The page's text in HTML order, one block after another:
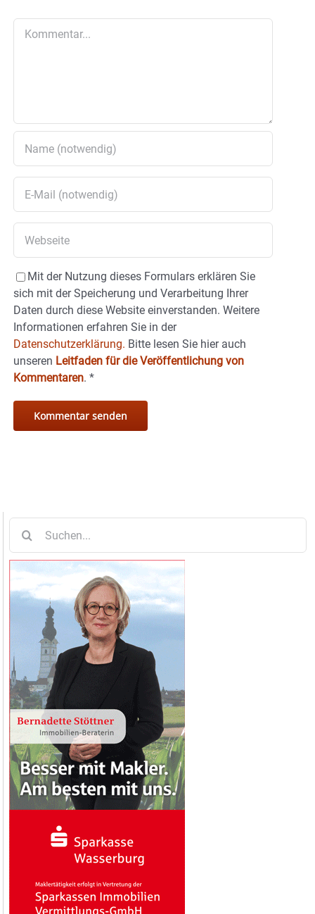
Mit der Nutzung dieses Formulars erklären Sie
sich mit der Speicherung und Verarbeitung Ihrer
Daten durch diese Website einverstanden. Weitere
Informationen erfahren Sie in der
Datenschutzerklärung. Bitte lesen Sie hier auch
unseren Leitfaden für die Veröffentlichung von
Kommentaren. *
nach: